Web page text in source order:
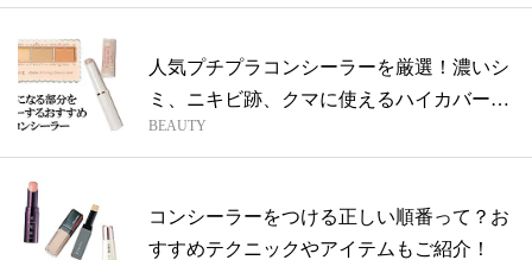
人気プチプラコンシーラーを厳選！濃いシ
ミ、ニキビ跡、クマに使えるハイカバーア
イテ...
BEAUTY
コンシーラーをつける正しい順番って？お
すすめテクニックやアイテムもご紹介！